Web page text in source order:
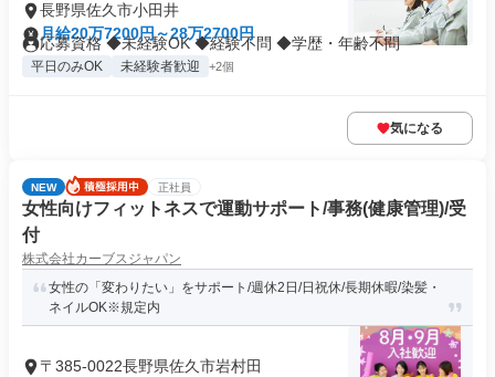
長野県佐久市小田井
月給20万7200円～28万2700円
応募資格 ◆未経験OK ◆経験不問 ◆学歴・年齢不問
平日のみOK 未経験者歓迎 +2個
気になる
NEW 正社員
女性向けフィットネスで運動サポート/事務(健康管理)/受
付
株式会社カーブスジャパン
女性の「変わりたい」をサポート/週休2日/日祝休/長期休暇/染髪・
ネイルOK※規定内
〒385-0022長野県佐久市岩村田